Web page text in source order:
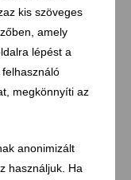
kis szöveges
amely
lépést a
megkönnyíti az
anonimizált
használjuk. Ha